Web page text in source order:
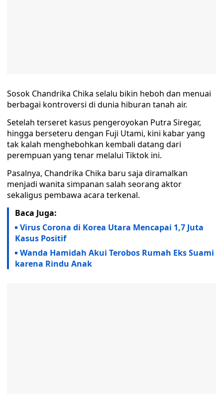
Sosok Chandrika Chika selalu bikin heboh dan menuai
berbagai kontroversi di dunia hiburan tanah air.
Setelah terseret kasus pengeroyokan Putra Siregar,
hingga berseteru dengan Fuji Utami, kini kabar yang
tak kalah menghebohkan kembali datang dari
perempuan yang tenar melalui Tiktok ini.
Pasalnya, Chandrika Chika baru saja diramalkan
menjadi wanita simpanan salah seorang aktor
sekaligus pembawa acara terkenal.
Baca Juga:
Virus Corona di Korea Utara Mencapai 1,7 Juta
Kasus Positif
Wanda Hamidah Akui Terobos Rumah Eks Suami
karena Rindu Anak